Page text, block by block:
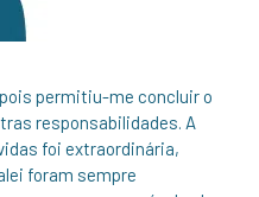
permitiu-me concluir o
responsabilidades. A
foi extraordinária,
foram sempre